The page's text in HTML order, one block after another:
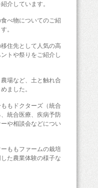
介しています。
べ物についてのご紹
。
住先として人気の高
トや祭りをご紹介し
場など、土と触れ合
ました。
もドクターズ（統合
統合医療、疾病予防
や相談会などについ
ももファームの栽培
た農業体験の様子な